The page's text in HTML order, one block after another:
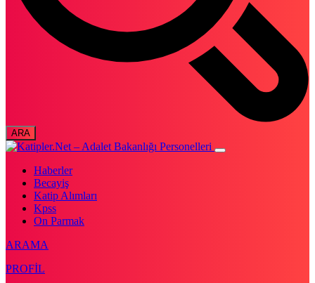
Haberler
Becayiş
Katip Alımları
Kpss
On Parmak
ARAMA
PROFİL